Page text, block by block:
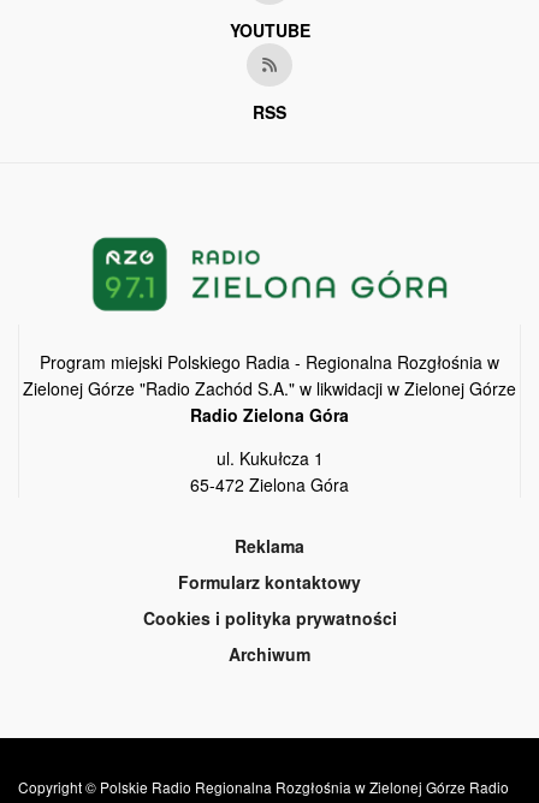
YOUTUBE
RSS
Program miejski Polskiego Radia - Regionalna Rozgłośnia w
Zielonej Górze "Radio Zachód S.A." w likwidacji w Zielonej Górze
Radio Zielona Góra
ul. Kukułcza 1
65-472 Zielona Góra
Reklama
Formularz kontaktowy
Cookies i polityka prywatności
Archiwum
Copyright © Polskie Radio Regionalna Rozgłośnia w Zielonej Górze Radio